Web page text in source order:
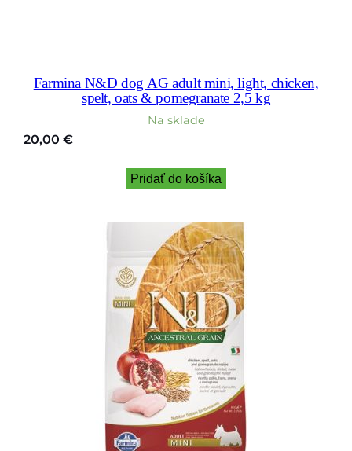
Farmina N&D dog AG adult mini, light, chicken,
spelt, oats & pomegranate 2,5 kg
Na sklade
20,00 €
Pridať do košíka